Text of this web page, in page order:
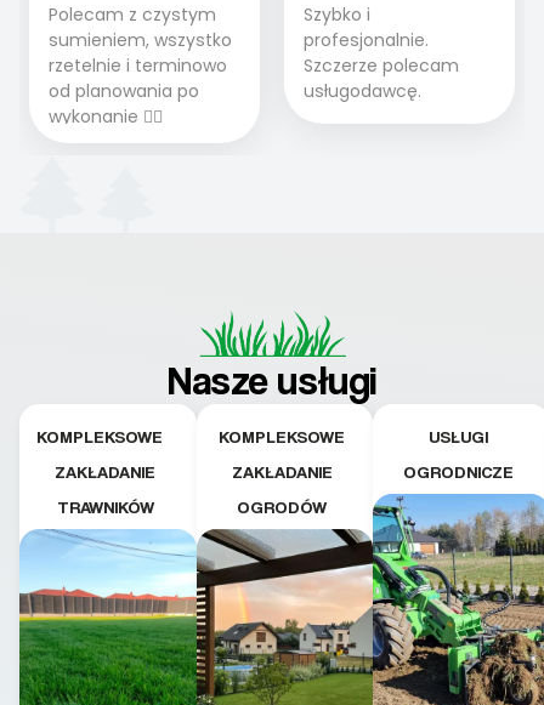
Polecam z czystym
sumieniem, wszystko
rzetelnie i terminowo
od planowania po
wykonanie 👍🏻
Szybko i
profesjonalnie.
Szczerze polecam
usługodawcę.
Nasze usługi
KOMPLEKSOWE
ZAKŁADANIE
TRAWNIKÓW
KOMPLEKSOWE
ZAKŁADANIE
OGRODÓW
USŁUGI
OGRODNICZE